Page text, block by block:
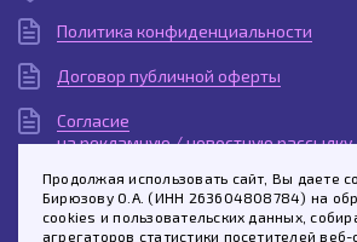
Продолжая использовать сайт, Вы даете
Бирюзову О.А. (ИНН 263604808784) на
cookies и пользовательских данных,
агрегаторов статистики посетителей
Политика конфиденциальности
Договор публичной оферты
Согласие
на рекламную / новостную рассылку
Согласие
на обработку персональных данных